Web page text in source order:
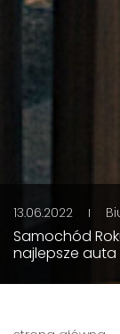
13.06.2022
Samochód
najlepsze auta